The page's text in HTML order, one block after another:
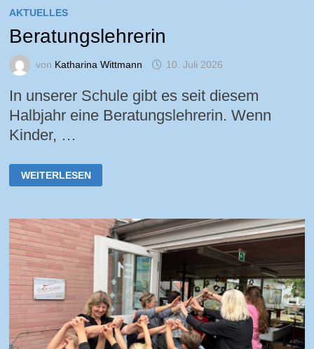
AKTUELLES
Beratungslehrerin
von Katharina Wittmann 10. Juli 2026
In unserer Schule gibt es seit diesem
Halbjahr eine Beratungslehrerin. Wenn
Kinder, …
BERATUNGSLEHRERIN
WEITERLESEN